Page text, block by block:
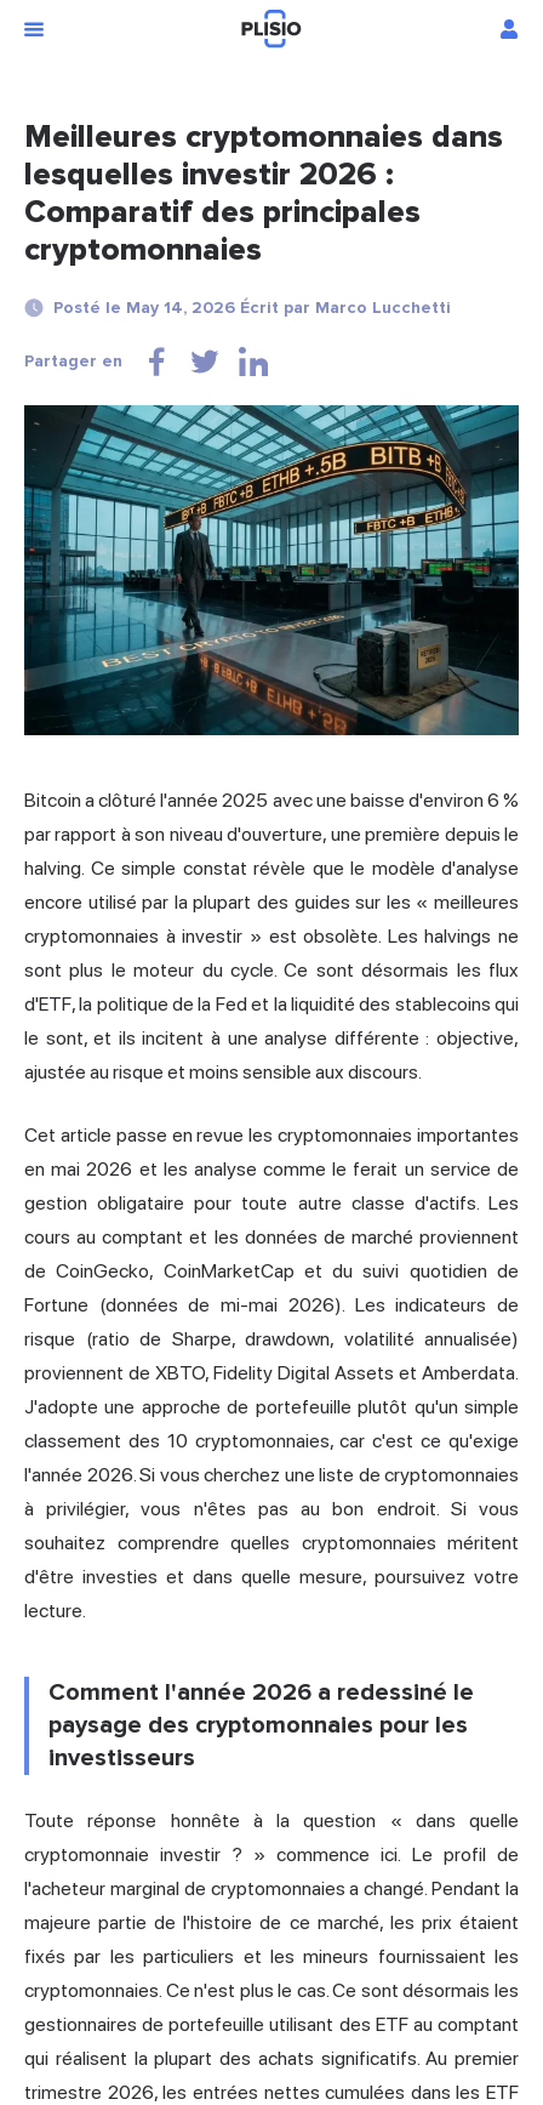
Meilleures cryptomonnaies dans
lesquelles investir 2026 :
Comparatif des principales
cryptomonnaies
Posté le May 14, 2026 Écrit par Marco Lucchetti
Partager en
Bitcoin a clôturé l'année 2025 avec une baisse d'environ 6 %
par rapport à son niveau d'ouverture, une première depuis le
halving. Ce simple constat révèle que le modèle d'analyse
encore utilisé par la plupart des guides sur les « meilleures
cryptomonnaies à investir » est obsolète. Les halvings ne
sont plus le moteur du cycle. Ce sont désormais les flux
d'ETF, la politique de la Fed et la liquidité des stablecoins qui
le sont, et ils incitent à une analyse différente : objective,
ajustée au risque et moins sensible aux discours.
Cet article passe en revue les cryptomonnaies importantes
en mai 2026 et les analyse comme le ferait un service de
gestion obligataire pour toute autre classe d'actifs. Les
cours au comptant et les données de marché proviennent
de CoinGecko, CoinMarketCap et du suivi quotidien de
Fortune (données de mi-mai 2026). Les indicateurs de
risque (ratio de Sharpe, drawdown, volatilité annualisée)
proviennent de XBTO, Fidelity Digital Assets et Amberdata.
J'adopte une approche de portefeuille plutôt qu'un simple
classement des 10 cryptomonnaies, car c'est ce qu'exige
l'année 2026. Si vous cherchez une liste de cryptomonnaies
à privilégier, vous n'êtes pas au bon endroit. Si vous
souhaitez comprendre quelles cryptomonnaies méritent
d'être investies et dans quelle mesure, poursuivez votre
lecture.
Comment l'année 2026 a redessiné le
paysage des cryptomonnaies pour les
investisseurs
Toute réponse honnête à la question « dans quelle
cryptomonnaie investir ? » commence ici. Le profil de
l'acheteur marginal de cryptomonnaies a changé. Pendant la
majeure partie de l'histoire de ce marché, les prix étaient
fixés par les particuliers et les mineurs fournissaient les
cryptomonnaies. Ce n'est plus le cas. Ce sont désormais les
gestionnaires de portefeuille utilisant des ETF au comptant
qui réalisent la plupart des achats significatifs. Au premier
trimestre 2026, les entrées nettes cumulées dans les ETF